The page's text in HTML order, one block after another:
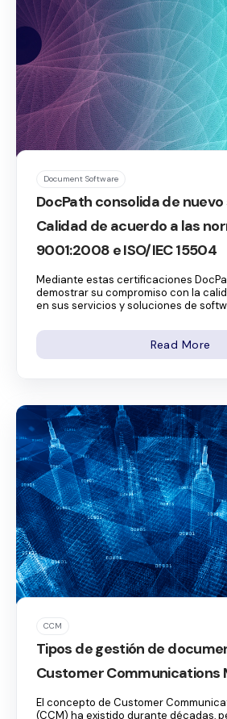
Document Software
DocPath consolida de
Calidad de acuerdo a las
9001:2008 e ISO/IEC 15504
Mediante estas certificaciones
demostrar su compromiso con la
en sus servicios y soluciones de
Read More
CCM
Tipos de gestión de
Customer Communications
El concepto de Customer
(CCM) ha existido durante décadas,